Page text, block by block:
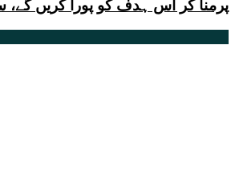
پرمنا کر اس ہدف کو پورا کریں